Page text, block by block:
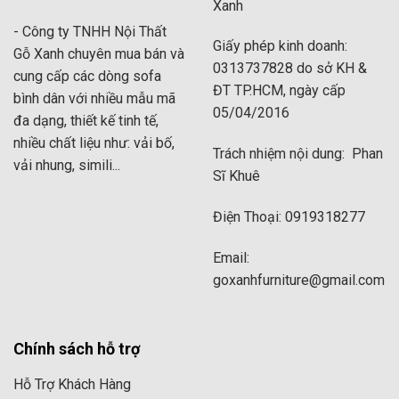
Hình dáng độc đáo, thiết kế lưng cao dài, uốn cong mềm
mại tựa ngai vàng quyền quý
Ghế sofa đơn nhỏ gọn 1 chỗ ngồi tân cổ
điển phù hợp với ai?
Thực chất, ghế sofa đơn tân cổ điển nữ hoàng là một
dòng ghế có kiểu dáng sang trọng, phù hợp với nhiều
sống tại những căn hộ studio, phòng trọ, yêu thích
không gian riêng tư và cần một chiếc ghế đọc sách,
Gia đình nhỏ: Đặt ở một góc nhỏ trong nhà để trang trí,
- Công ty TNHH Nội Thất
Gỗ Xanh chuyên mua bán và
cung cấp các dòng sofa
bình dân với nhiều mẫu mã
đa dạng, thiết kế tinh tế,
nhiều chất liệu như: vải bố,
vải nhung, simili...
Xanh
Giấy phép kinh doanh:
0313737828 do sở KH &
ĐT TP.HCM, ngày cấp
05/04/2016
Trách nhiệm nội dung: Phan
Sĩ Khuê
Điện Thoại: 0919318277
Email:
goxanhfurniture@gmail.com
Chính sách hỗ trợ
Hỗ Trợ Khách Hàng